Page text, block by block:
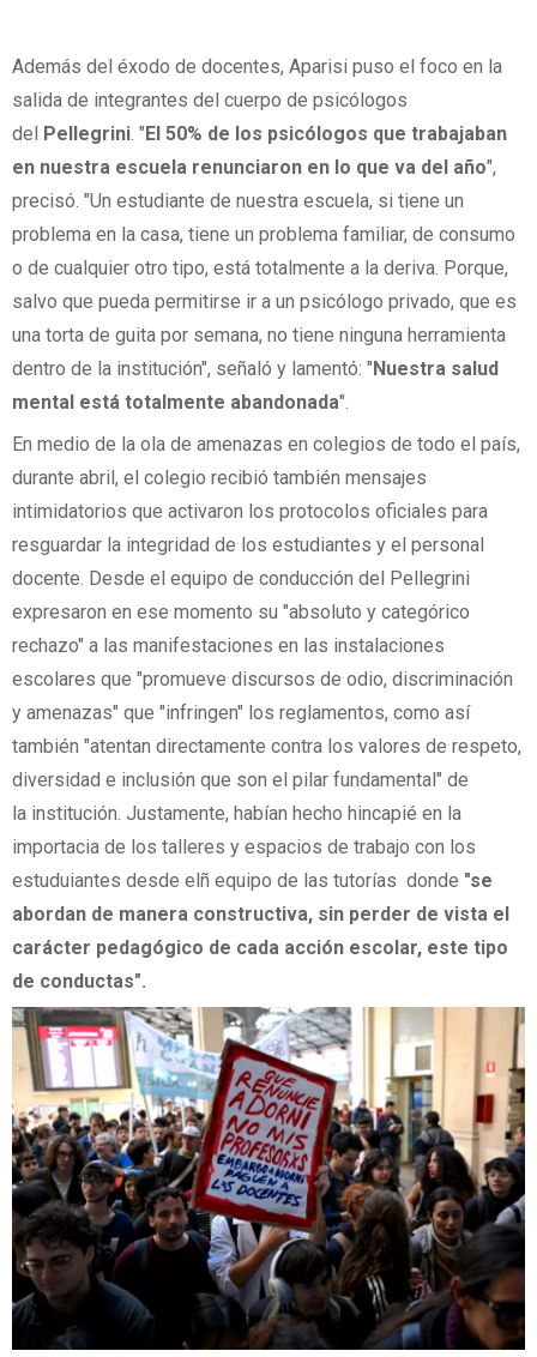
Además del éxodo de docentes, Aparisi puso el foco en la
salida de integrantes del cuerpo de psicólogos
del Pellegrini . "El 50% de los psicólogos que trabajaban
en nuestra escuela renunciaron en lo que va del año",
precisó. "Un estudiante de nuestra escuela, si tiene un
problema en la casa, tiene un problema familiar, de consumo
o de cualquier otro tipo, está totalmente a la deriva. Porque,
salvo que pueda permitirse ir a un psicólogo privado, que es
una torta de guita por semana, no tiene ninguna herramienta
dentro de la institución", señaló y lamentó: "Nuestra salud
mental está totalmente abandonada".
En medio de la ola de amenazas en colegios de todo el país,
durante abril, el colegio recibió también mensajes
intimidatorios que activaron los protocolos oficiales para
resguardar la integridad de los estudiantes y el personal
docente. Desde el equipo de conducción del Pellegrini
expresaron en ese momento su "absoluto y categórico
rechazo" a las manifestaciones en las instalaciones
escolares que "promueve discursos de odio, discriminación
y amenazas" que "infringen" los reglamentos, como así
también "atentan directamente contra los valores de respeto,
diversidad e inclusión que son el pilar fundamental" de
la institución. Justamente, habían hecho hincapié en la
importacia de los talleres y espacios de trabajo con los
estuduiantes desde elñ equipo de las tutorías donde "se
abordan de manera constructiva, sin perder de vista el
carácter pedagógico de cada acción escolar, este tipo
de conductas".